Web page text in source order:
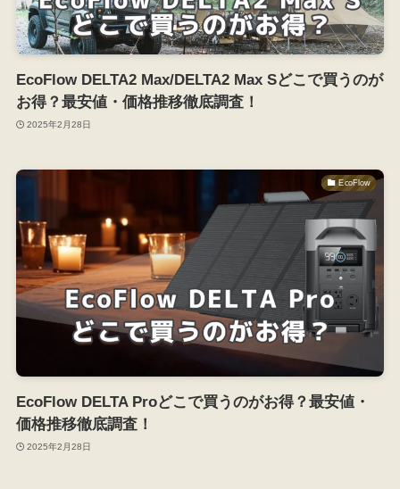
EcoFlow DELTA2 Max/DELTA2 Max Sどこで買うのが
お得？最安値・価格推移徹底調査！
2025年2月28日
EcoFlow
EcoFlow DELTA Proどこで買うのがお得？最安値・
価格推移徹底調査！
2025年2月28日